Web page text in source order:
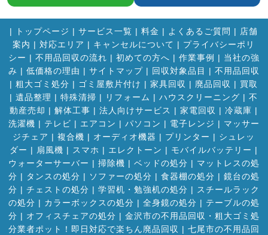
| トップページ | サービス一覧 | 料金 | よくあるご質問 | 店舗
案内 | 対応エリア | キャンセルについて | プライバシーポリ
シー | 不用品回収の流れ | 初めての方へ | 作業事例 | 当社の強
み | 低価格の理由 | サイトマップ| 回収対象品目 | 不用品回収
| 粗大ゴミ処分 | ゴミ屋敷片付け | 家具回収 | 廃品回収 | 買取
| 遺品整理 | 特殊清掃 | リフォーム | ハウスクリーニング | 不
動産売却 | 解体工事 | 法人向けサービス | 家電回収 | 冷蔵庫 |
洗濯機 | テレビ | エアコン | パソコン | 電子レンジ | マッサー
ジチェア | 複合機 | オーディオ機器 | プリンター | シュレッ
ダー | 扇風機 | スマホ | エレクトーン | モバイルバッテリー |
ウォーターサーバー | 掃除機 | ベッドの処分 | マットレスの処
分 | タンスの処分 | ソファーの処分 | 食器棚の処分 | 鏡台の処
分 | チェストの処分 | 学習机・勉強机の処分 | スチールラック
の処分 | カラーボックスの処分 | 全身鏡の処分 | テーブルの処
分 | オフィスチェアの処分 | 金沢市の不用品回収・粗大ゴミ処
分業者ポット！即日対応で楽ちん廃品回収 | 七尾市の不用品回